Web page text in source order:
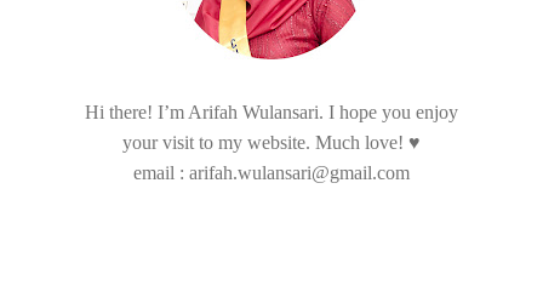
Hi there! I’m Arifah Wulansari. I hope you enjoy
your visit to my website. Much love! ♥
email : arifah.wulansari@gmail.com